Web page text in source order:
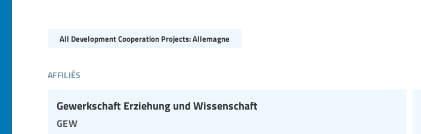
All Development Cooperation Projects: Allemagne
affiliés
Gewerkschaft Erziehung und Wissenschaft
gew